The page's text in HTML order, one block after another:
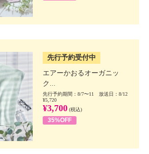
先行予約受付中
エアーかおるオーガニッ
ク...
先行予約期間：8/7〜11 放送日：8/12
¥5,720
¥3,700 (税込)
35%OFF